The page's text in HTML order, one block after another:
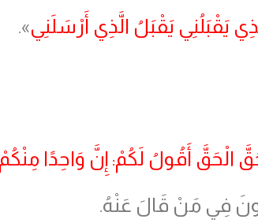
يَقْبَلُنِي يَقْبَلُ الَّذِي أَرْسَلَنِي».
الْحَقَّ أَقُولُ لَكُمْ: إِنَّ وَاحِدًا
فِي مَنْ قَالَ عَنْهُ.